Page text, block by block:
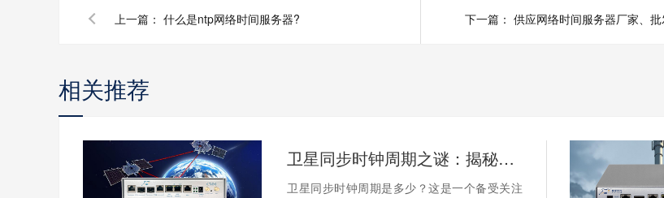
上一篇： 什么是ntp网络时间服务器? 下一篇： 供应网络时间服务器厂家、
相关推荐
卫星同步时钟周期之谜：揭秘如何实现精确的时间同步
卫星同步时钟周期是多少？这是一个备受关注